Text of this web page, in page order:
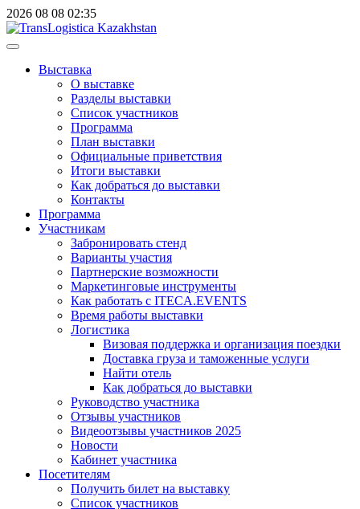
2026 08 08 02:35
Выставка
О выставке
Разделы выставки
Список участников
Программа
План выставки
Официальные приветствия
Итоги выставки
Как добраться до выставки
Контакты
Программа
Участникам
Забронировать стенд
Варианты участия
Партнерские возможности
Маркетинговые инструменты
Как работать с ITECA.EVENTS
Время работы выставки
Логистика
Визовая поддержка и организация поездки
Доставка груза и таможенные услуги
Найти отель
Как добраться до выставки
Руководство участника
Отзывы участников
Видеоотзывы участников 2025
Новости
Кабинет участника
Посетителям
Получить билет на выставку
Список участников